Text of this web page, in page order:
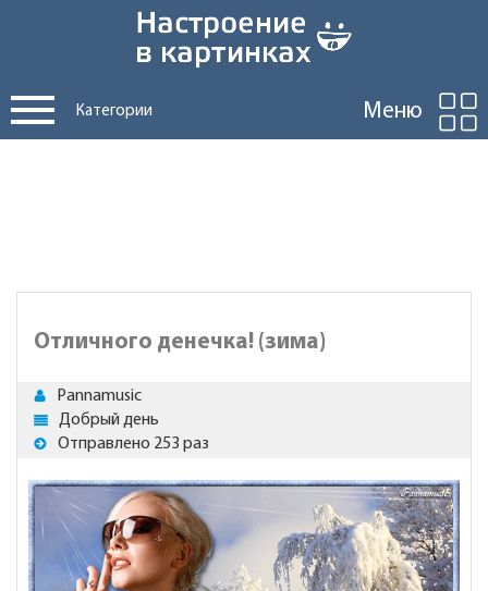
Категории Меню
Отличного денечка! (зима)
Pannamusic
Добрый день
Отправлено 253 раз